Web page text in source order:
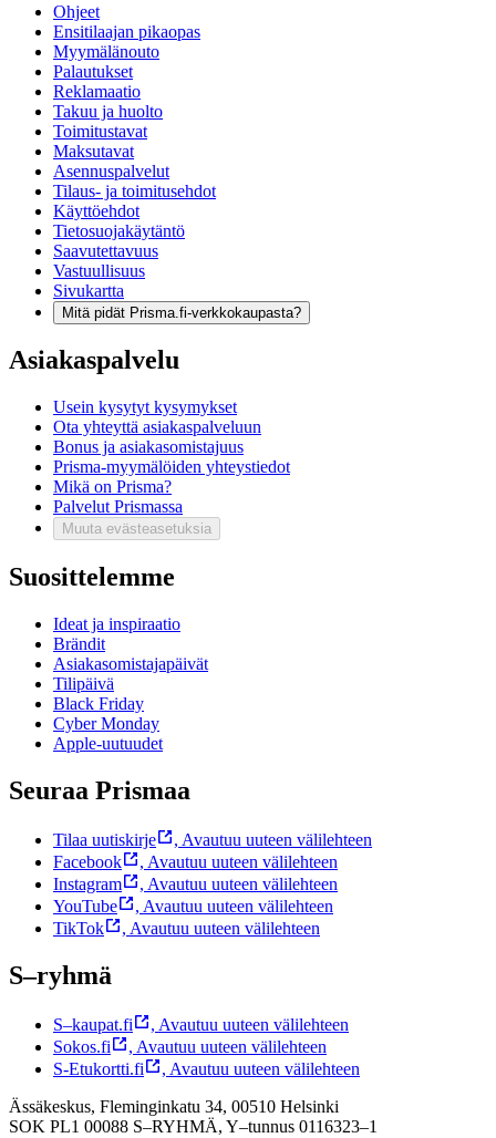
Ohjeet
Ensitilaajan pikaopas
Myymälänouto
Palautukset
Reklamaatio
Takuu ja huolto
Toimitustavat
Maksutavat
Asennuspalvelut
Tilaus- ja toimitusehdot
Käyttöehdot
Tietosuojakäytäntö
Saavutettavuus
Vastuullisuus
Sivukartta
Mitä pidät Prisma.fi-verkkokaupasta?
Asiakaspalvelu
Usein kysytyt kysymykset
Ota yhteyttä asiakaspalveluun
Bonus ja asiakasomistajuus
Prisma-myymälöiden yhteystiedot
Mikä on Prisma?
Palvelut Prismassa
Muuta evästeasetuksia
Suosittelemme
Ideat ja inspiraatio
Brändit
Asiakasomistajapäivät
Tilipäivä
Black Friday
Cyber Monday
Apple-uutuudet
Seuraa Prismaa
Tilaa uutiskirje , Avautuu uuteen välilehteen
Facebook
, Avautuu uuteen välilehteen
Instagram
, Avautuu uuteen välilehteen
YouTube
, Avautuu uuteen välilehteen
TikTok
, Avautuu uuteen välilehteen
S–ryhmä
S–kaupat.fi , Avautuu uuteen välilehteen
Sokos.fi
, Avautuu uuteen välilehteen
S-Etukortti.fi
, Avautuu uuteen välilehteen
Ässäkeskus, Fleminginkatu 34, 00510 Helsinki
SOK PL1 00088 S–RYHMÄ, Y–tunnus 0116323–1